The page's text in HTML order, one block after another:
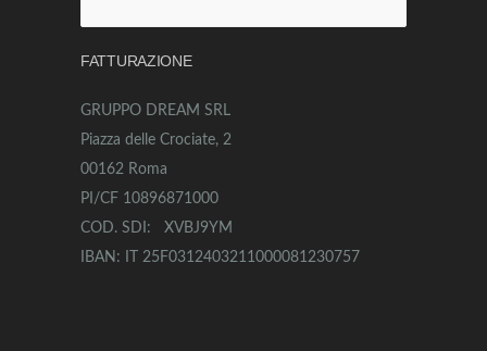
per:
FATTURAZIONE
GRUPPO DREAM SRL
Piazza delle Crociate, 2
00162 Roma
PI/CF 10896871000
COD. SDI: XVBJ9YM
IBAN: IT 25F0312403211000081230757